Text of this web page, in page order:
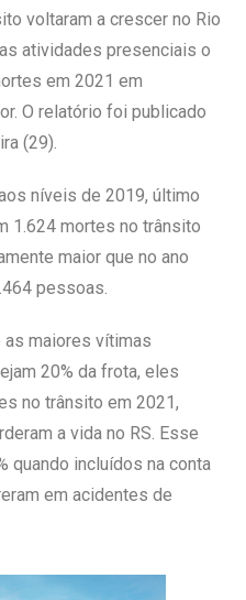
voltaram a crescer no Rio
atividades presenciais o
em 2021 em
O relatório foi publicado
(29).
níveis de 2019, último
1.624 mortes no trânsito
maior que no ano
pessoas.
maiores vítimas
20% da frota, eles
no trânsito em 2021,
a vida no RS. Esse
quando incluídos na conta
em acidentes de